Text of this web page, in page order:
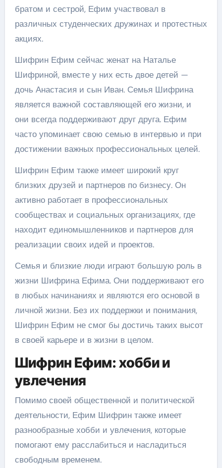
братом и сестрой, Ефим участвовал в
различных студенческих дружинах и протестных
акциях.
Шифрин Ефим сейчас женат на Наталье
Шифриной, вместе у них есть двое детей —
дочь Анастасия и сын Иван. Семья Шифрина
является важной составляющей его жизни, и
они всегда поддерживают друг друга. Ефим
часто упоминает свою семью в интервью и при
достижении важных профессиональных целей.
Шифрин Ефим также имеет широкий круг
близких друзей и партнеров по бизнесу. Он
активно работает в профессиональных
сообществах и социальных организациях, где
находит единомышленников и партнеров для
реализации своих идей и проектов.
Семья и близкие люди играют большую роль в
жизни Шифрина Ефима. Они поддерживают его
в любых начинаниях и являются его основой в
личной жизни. Без их поддержки и понимания,
Шифрин Ефим не смог бы достичь таких высот
в своей карьере и в жизни в целом.
Шифрин Ефим: хобби и
увлечения
Помимо своей общественной и политической
деятельности, Ефим Шифрин также имеет
разнообразные хобби и увлечения, которые
помогают ему расслабиться и насладиться
свободным временем.